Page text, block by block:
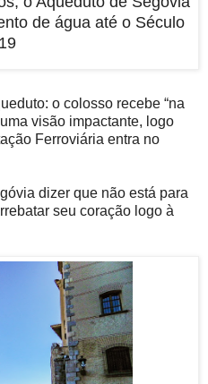
de água até o Século
19
o colosso recebe “na
visão impactante, logo
Ferroviária entra no
dizer que não está para
seu coração logo à